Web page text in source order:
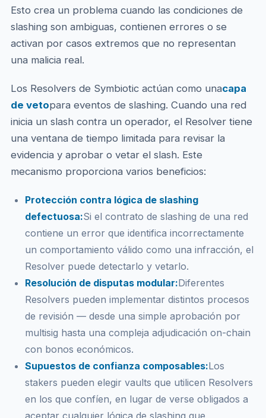
Esto crea un problema cuando las condiciones de
slashing son ambiguas, contienen errores o se
activan por casos extremos que no representan
una malicia real.
Los Resolvers de Symbiotic actúan como unacapa
de vetopara eventos de slashing. Cuando una red
inicia un slash contra un operador, el Resolver tiene
una ventana de tiempo limitada para revisar la
evidencia y aprobar o vetar el slash. Este
mecanismo proporciona varios beneficios:
Protección contra lógica de slashing
defectuosa:Si el contrato de slashing de una red
contiene un error que identifica incorrectamente
un comportamiento válido como una infracción, el
Resolver puede detectarlo y vetarlo.
Resolución de disputas modular:Diferentes
Resolvers pueden implementar distintos procesos
de revisión — desde una simple aprobación por
multisig hasta una compleja adjudicación on-chain
con bonos económicos.
Supuestos de confianza composables:Los
stakers pueden elegir vaults que utilicen Resolvers
en los que confíen, en lugar de verse obligados a
aceptar cualquier lógica de slashing que